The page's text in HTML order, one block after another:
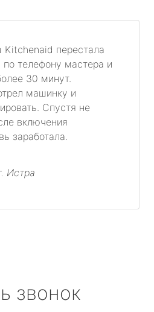
перестала
по телефону мастера и
30 минут.
машинку и
Спустя не
включения
заработала.
Истра
звонок